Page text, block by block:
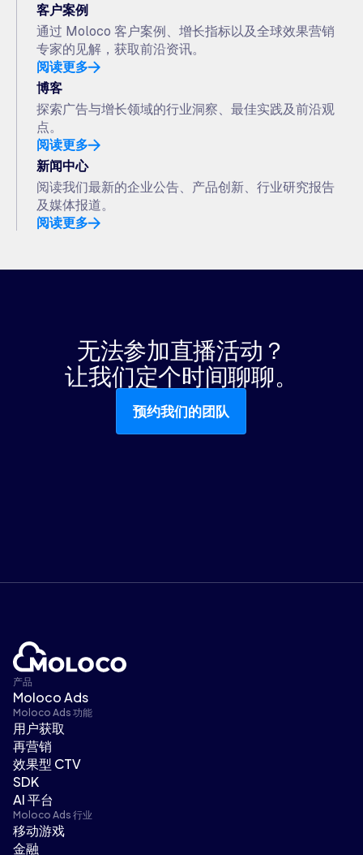
客户案例
通过 Moloco 客户案例、增长指标以及全球效果营销
专家的见解，获取前沿资讯。
阅读更多
博客
探索广告与增长领域的行业洞察、最佳实践及前沿观
点。
阅读更多
新闻中心
阅读我们最新的企业公告、产品创新、行业研究报告
及媒体报道。
阅读更多
无法参加直播活动？
让我们定个时间聊聊。
预约我们的团队
产品
Moloco Ads
Moloco Ads 功能
用户获取
再营销
效果型 CTV
SDK
AI 平台
Moloco Ads 行业
移动游戏
金融